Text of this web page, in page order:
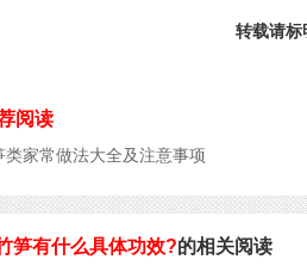
转载请
阅读
类家常做法大全及注意事项
笋有什么具体功效?的相关阅读